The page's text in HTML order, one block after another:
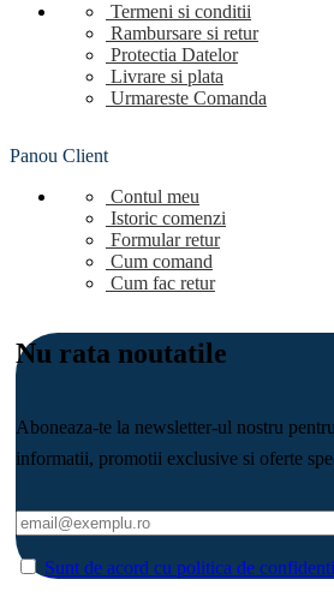
Termeni si conditii
Rambursare si retur
Protectia Datelor
Livrare si plata
Urmareste Comanda
Panou Client
Contul meu
Istoric comenzi
Formular retur
Cum comand
Cum fac retur
Nu rata noutatile
Aboneaza-te la newsletter-ul nostru
informatii, promotii exclusive si oferte
Sunt de acord cu politica de